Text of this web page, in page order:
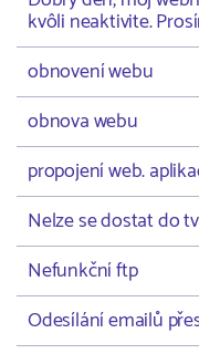
kvôli neaktivite.
obnovení webu
obnova webu
propojení web.
Nelze se dostat do
Nefunkční ftp
Odesílání emailů